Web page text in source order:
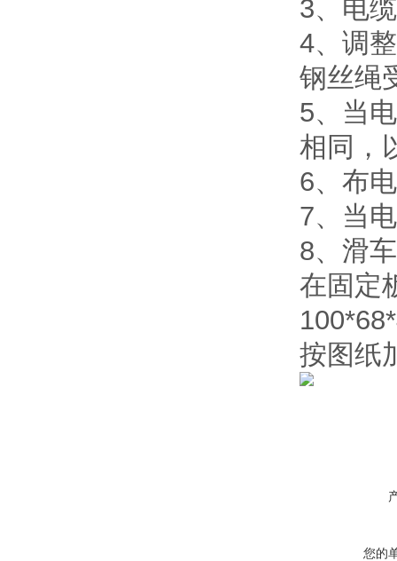
3、电
4、调
钢丝绳
5、当
相同，
6、布
7、当
8、滑
在固定
按图纸
您的